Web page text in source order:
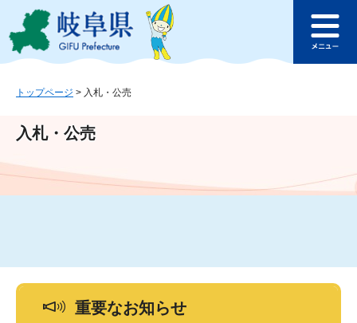
ジ
ュ
文
このページの本文へ
ュ
トップページ > 入札・公売
入札・公売
重要なお知らせ